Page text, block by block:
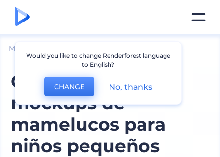
Mockups
Conjunto de
mockups de
mamelucos para
niños pequeños
Would you like to change Renderforest language
to English?
CHANGE No, thanks